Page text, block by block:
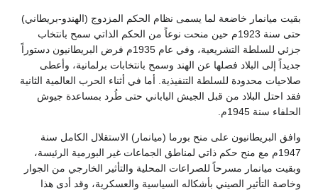
بقيت ميانمار خاضعة لما يسمى نظام الحكم المزدوج (الهندو-بريطاني)
حتى سنة 1923م حين منحت نوعاً من الحكم الذاتي سمح بانتخاب
جزئي للسلطة التشريعية، وفي عام 1935م فرض البريطانيون دستوراً
جديداً إلى البلاد فصلها عن الهند وسمح بانتخابات برلمانية، وأعطى
صلاحيات محدودة للسلطة التنفيذية. أما في أثناء الحرب العالمية الثانية
فقد احتل البلاد من قبل الجيش الياباني حتى طُرد بمساعدة جيوش
الحلفاء سنة 1945م.
وافق البريطانيون على منح بورما (ميانمار) الاستقلال الكامل سنة
1947م مع منح حكم ذاتي لمناطق الجماعات غير البورمية الرئيسة،
وبقيت ميانمار مسرحاً للصراعات المحلية والتأثير الخارجي من الجوار
وخاصة التأثير الصيني بأشكاله السياسية والعسكرية، وقد أدى هذا